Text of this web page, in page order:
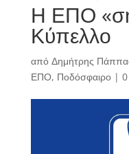
Η ΕΠΟ
Κύπελλο
από Δημήτρης
ΕΠΟ, Ποδόσφαιρο|